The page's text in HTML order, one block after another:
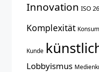
Innovation ISO
Komplexität Konsum
Kunde
Lobbyismus